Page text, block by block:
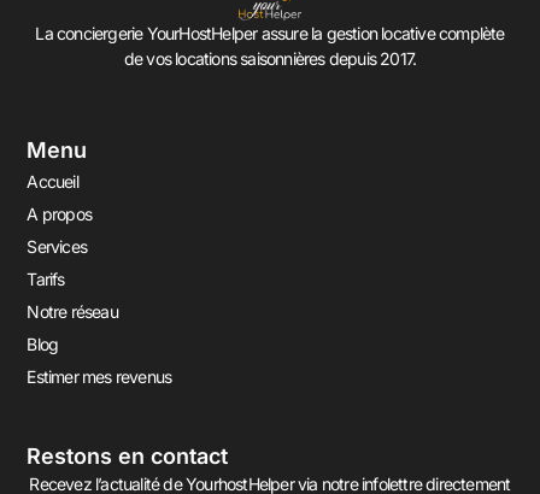
La conciergerie YourHostHelper assure la gestion locative complète
de vos locations saisonnières depuis 2017.
Menu
Accueil
A propos
Services
Tarifs
Notre réseau
Blog
Estimer mes revenus
Restons en contact
Recevez l’actualité de YourhostHelper via notre infolettre directement